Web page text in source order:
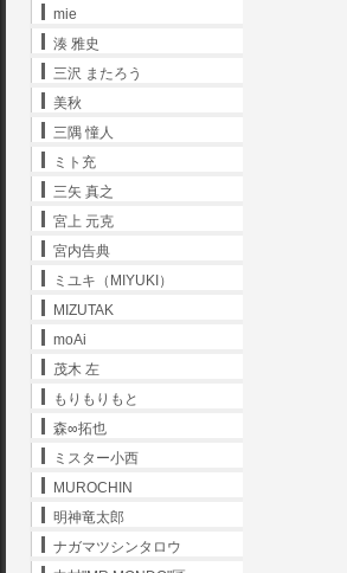
mie
湊 雅史
三沢 またろう
美秋
三隅 憧人
ミト充
三矢 真之
宮上 元克
宮内告典
ミユキ（MIYUKI）
MIZUTAK
moAi
茂木 左
もりもりもと
森∞拓也
ミスター小西
MUROCHIN
明神竜太郎
ナガマツシンタロウ